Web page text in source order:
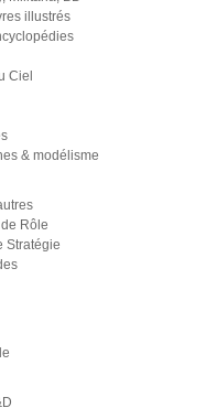
illustrés
Ciel
& modélisme
Rôle
Stratégie